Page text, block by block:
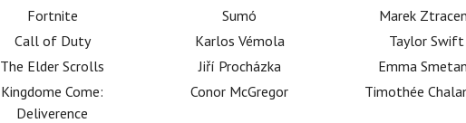
Fortnite
Call of Duty
The Elder Scrolls
Kingdome Come:
Deliverence
Sumó
Karlos Vémola
Jiří Procházka
Conor McGregor
Marek
Taylor Swift
Emma
Timothée